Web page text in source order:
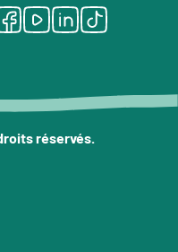
Youtube
LinkedIn
Tiktok
réservés.